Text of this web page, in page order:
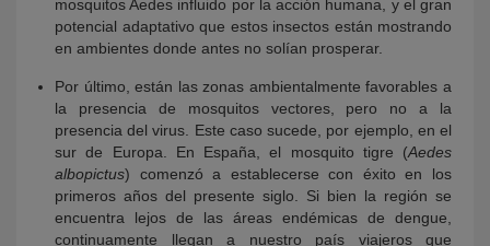
mosquitos Aedes influido por la acción humana, y el gran
potencial adaptativo que estos insectos están mostrando
en ambientes donde antes no solían prosperar.
Por último, están las zonas ambientalmente favorables a
la presencia de mosquitos vectores, pero no a la
presencia del virus. Este caso sucede, por ejemplo, en el
sur de Europa. En España, el mosquito tigre (Aedes
albopictus) comenzó a establecerse con éxito en los
primeros años del presente siglo. Si bien la región se
encuentra lejos de las áreas endémicas de dengue,
continuamente llegan a nuestro país viajeros que